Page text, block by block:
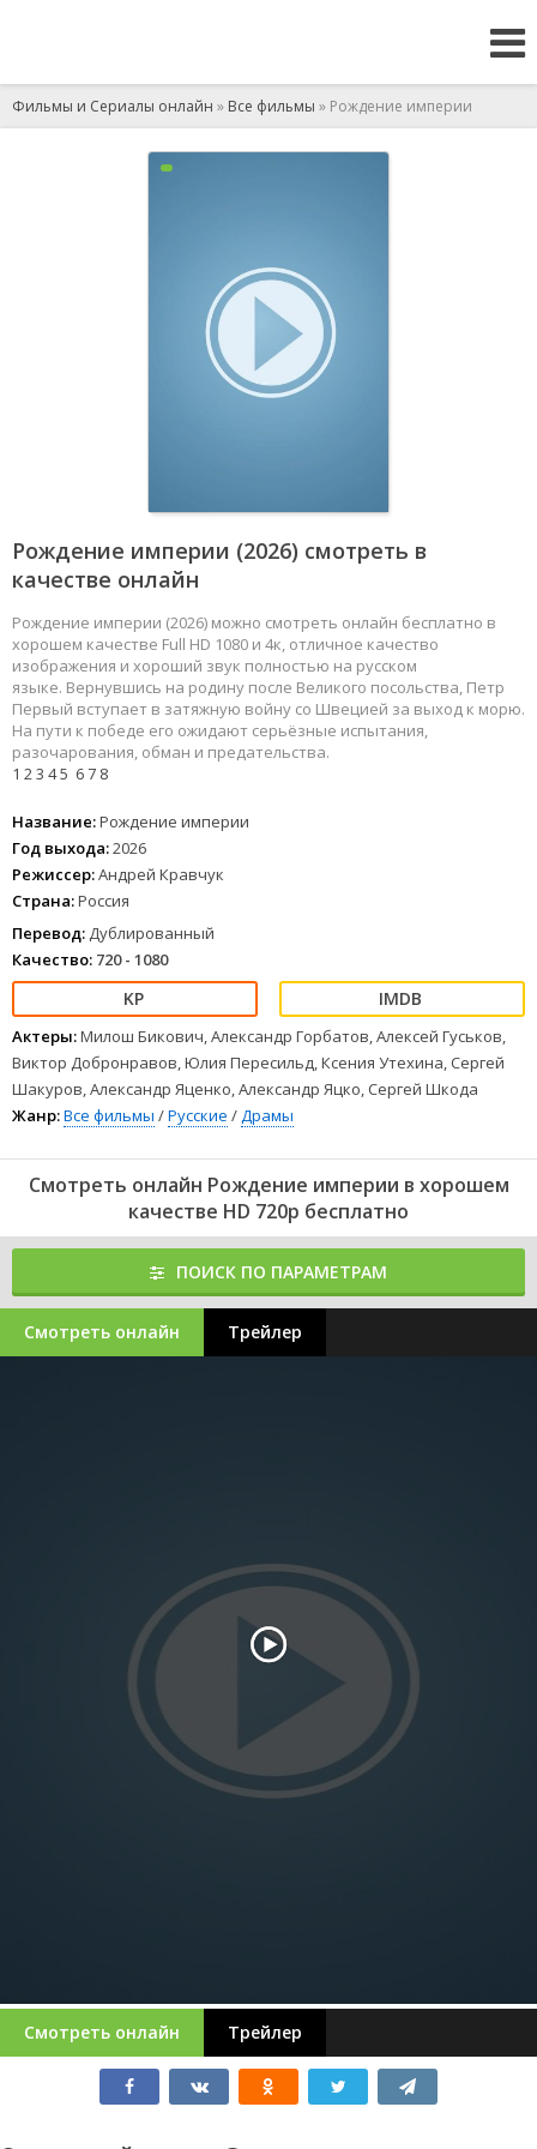
Фильмы и Сериалы онлайн » Все фильмы » Рождение империи
Рождение империи (2026) смотреть в
качестве онлайн
Рождение империи (2026) можно смотреть онлайн бесплатно в
хорошем качестве Full HD 1080 и 4к, отличное качество
изображения и хороший звук полностью на русском
языке. Вернувшись на родину после Великого посольства, Петр
Первый вступает в затяжную войну со Швецией за выход к морю.
На пути к победе его ожидают серьёзные испытания,
разочарования, обман и предательства.
1 23 45 67 8
Название:Рождение империи
Год выхода:2026
Режиссер:Андрей Кравчук
Страна:Россия
Перевод: Дублированный
Качество: 720 - 1080
Актеры:Милош Бикович, Александр Горбатов, Алексей Гуськов,
Виктор Добронравов, Юлия Пересильд, Ксения Утехина, Сергей
Шакуров, Александр Яценко, Александр Яцко, Сергей Шкода
Жанр:Все фильмы /Русские /Драмы
Смотреть онлайн Рождение империи в хорошем
качестве HD 720p бесплатно
ПОИСК ПО ПАРАМЕТРАМ
Смотреть онлайн Трейлер
Смотреть онлайн Трейлер